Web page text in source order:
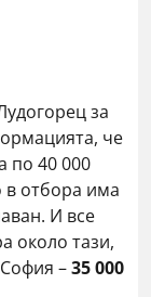
за
че
по 40 000
в отбора има
И все
около тази,
–35 000